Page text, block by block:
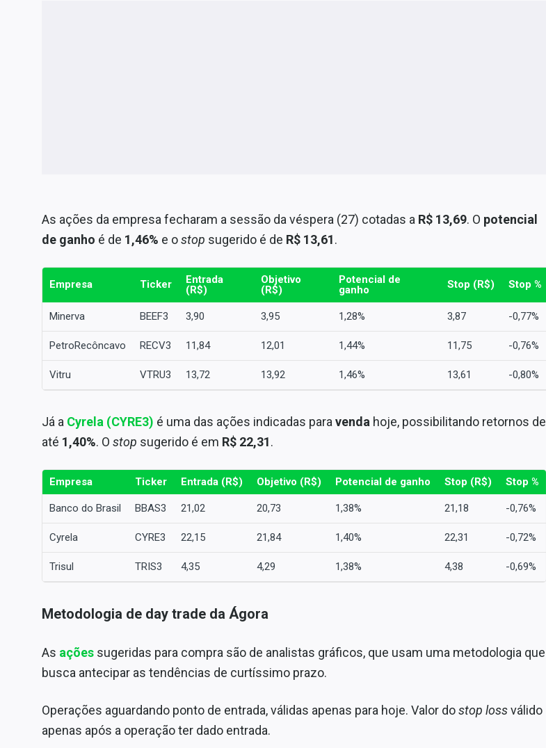
As ações da empresa fecharam a sessão da véspera (27) cotadas a R$ 13,69. O potencial
de ganho é de 1,46% e ostop sugerido é de R$ 13,61.
Empresa Ticker
Entrada
(R$)
Objetivo
(R$)
Potencial de
ganho
Stop (R$) Stop %
Minerva BEEF3 3,90 3,95 1,28% 3,87 -0,77%
PetroRecôncavo RECV3 11,84 12,01 1,44% 11,75 -0,76%
Vitru VTRU3 13,72 13,92 1,46% 13,61 -0,80%
Já a Cyrela (CYRE3) é uma das ações indicadas para venda hoje, possibilitando retornos de
até 1,40%. O stop sugerido é em R$ 22,31.
Empresa Ticker Entrada (R$) Objetivo (R$) Potencial de ganho Stop (R$) Stop %
Banco do Brasil BBAS3 21,02 20,73 1,38% 21,18 -0,76%
Cyrela CYRE3 22,15 21,84 1,40% 22,31 -0,72%
Trisul TRIS3 4,35 4,29 1,38% 4,38 -0,69%
Metodologia de day trade da Ágora
As ações sugeridas para compra são de analistas gráficos, que usam uma metodologia que
busca antecipar as tendências de curtíssimo prazo.
Operações aguardando ponto de entrada, válidas apenas para hoje. Valor dostop lossválido
apenas após a operação ter dado entrada.